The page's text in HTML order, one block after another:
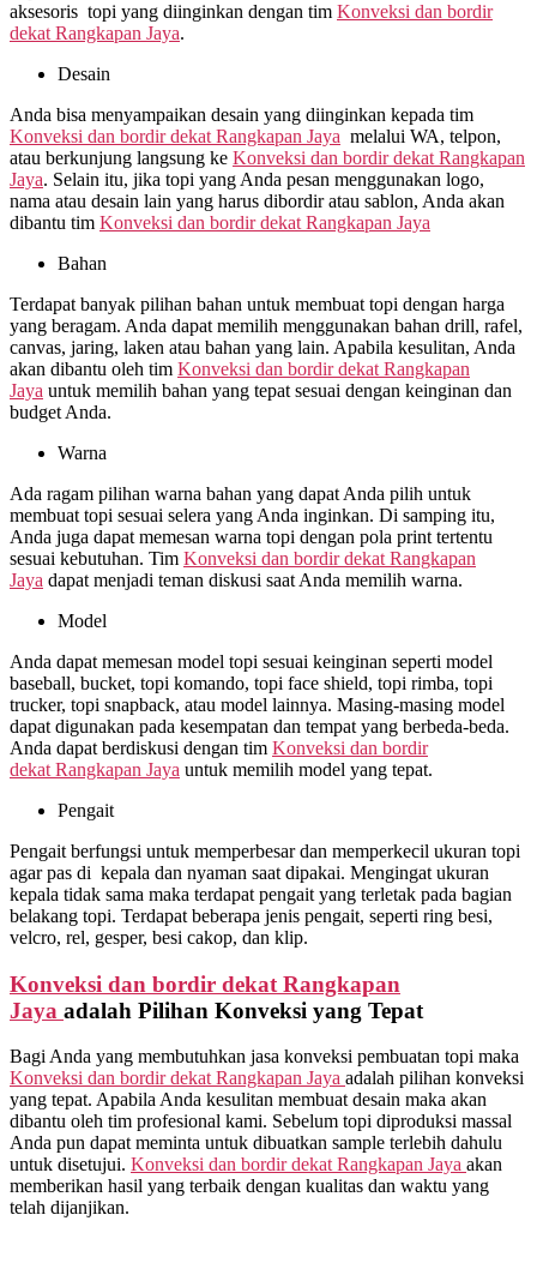
aksesoris topi yang diinginkan dengan tim Konveksi dan bordir
dekat Rangkapan Jaya.
Desain
Anda bisa menyampaikan desain yang diinginkan kepada tim
Konveksi dan bordir dekat Rangkapan Jaya melalui WA, telpon,
atau berkunjung langsung ke Konveksi dan bordir dekat Rangkapan
Jaya. Selain itu, jika topi yang Anda pesan menggunakan logo,
nama atau desain lain yang harus dibordir atau sablon, Anda akan
dibantu tim Konveksi dan bordir dekat Rangkapan Jaya
Bahan
Terdapat banyak pilihan bahan untuk membuat topi dengan harga
yang beragam. Anda dapat memilih menggunakan bahan drill, rafel,
canvas, jaring, laken atau bahan yang lain. Apabila kesulitan, Anda
akan dibantu oleh tim Konveksi dan bordir dekat Rangkapan
Jaya untuk memilih bahan yang tepat sesuai dengan keinginan dan
budget Anda.
Warna
Ada ragam pilihan warna bahan yang dapat Anda pilih untuk
membuat topi sesuai selera yang Anda inginkan. Di samping itu,
Anda juga dapat memesan warna topi dengan pola print tertentu
sesuai kebutuhan. Tim Konveksi dan bordir dekat Rangkapan
Jaya dapat menjadi teman diskusi saat Anda memilih warna.
Model
Anda dapat memesan model topi sesuai keinginan seperti model
baseball, bucket, topi komando, topi face shield, topi rimba, topi
trucker, topi snapback, atau model lainnya. Masing-masing model
dapat digunakan pada kesempatan dan tempat yang berbeda-beda.
Anda dapat berdiskusi dengan tim Konveksi dan bordir
dekat Rangkapan Jaya untuk memilih model yang tepat.
Pengait
Pengait berfungsi untuk memperbesar dan memperkecil ukuran topi
agar pas di kepala dan nyaman saat dipakai. Mengingat ukuran
kepala tidak sama maka terdapat pengait yang terletak pada bagian
belakang topi. Terdapat beberapa jenis pengait, seperti ring besi,
velcro, rel, gesper, besi cakop, dan klip.
Konveksi dan bordir dekat Rangkapan
Jaya adalah Pilihan Konveksi yang Tepat
Bagi Anda yang membutuhkan jasa konveksi pembuatan topi maka
Konveksi dan bordir dekat Rangkapan Jaya adalah pilihan konveksi
yang tepat. Apabila Anda kesulitan membuat desain maka akan
dibantu oleh tim profesional kami. Sebelum topi diproduksi massal
Anda pun dapat meminta untuk dibuatkan sample terlebih dahulu
untuk disetujui. Konveksi dan bordir dekat Rangkapan Jaya akan
memberikan hasil yang terbaik dengan kualitas dan waktu yang
telah dijanjikan.